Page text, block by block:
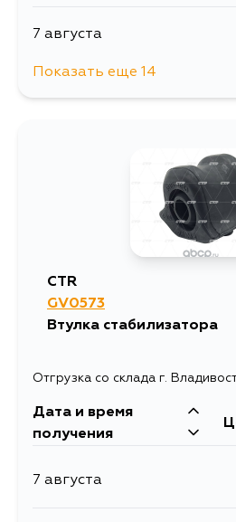
7 августа
9 августа
12 августа
12 августа
Показать еще 14
CTR
GV0573
Втулка стабилизатора
Отгрузка со склада г.
Дата и время
получения
7 августа